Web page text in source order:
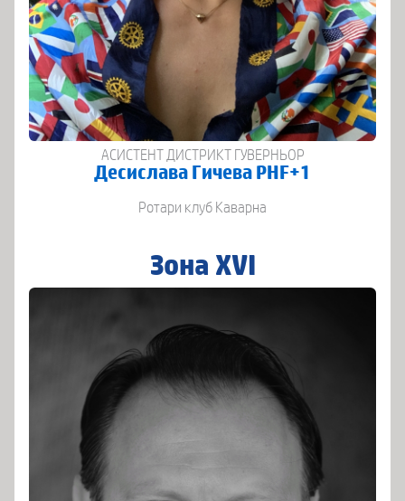
АСИСТЕНТ ДИСТРИКТ ГУВЕРНЬОР
Десислава Гичева PHF+1
Ротари клуб Каварна
Зона XVI